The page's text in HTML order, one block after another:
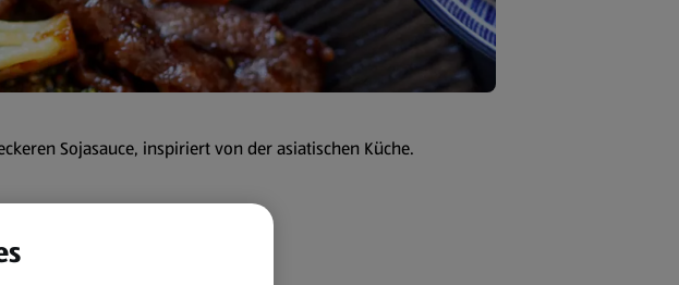
Sojasauce, inspiriert von der asiatischen Küche.